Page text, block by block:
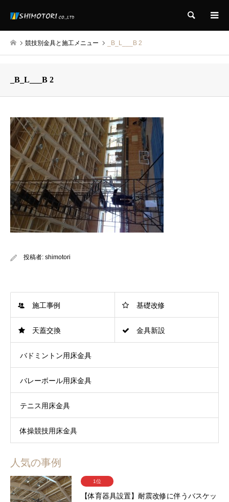
検索
競技別金具と施工メニュー _B_L___B 2
_B_L___B 2
投稿者: shimotori
施工事例 基礎改修
天蓋交換 金具新設
バドミントン用床金具
バレーボール用床金具
テニス用床金具
体操競技用床金具
人気の事例
1位
【体育器具設置】耐震改修に伴うバスケッ